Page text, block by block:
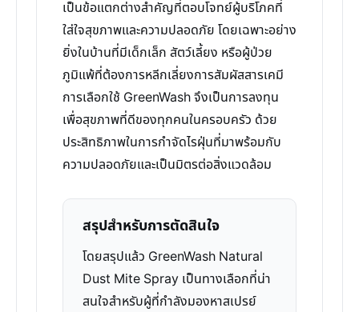
เป็นข้อแตกต่างสำคัญที่ตอบโจทย์ผู้บริโภคที่
ใส่ใจสุขภาพและความปลอดภัย โดยเฉพาะอย่าง
ยิ่งในบ้านที่มีเด็กเล็ก สัตว์เลี้ยง หรือผู้ป่วย
ภูมิแพ้ที่ต้องการหลีกเลี่ยงการสัมผัสสารเคมี
การเลือกใช้ GreenWash จึงเป็นการลงทุน
เพื่อสุขภาพที่ดีของทุกคนในครอบครัว ด้วย
ประสิทธิภาพในการกำจัดไรฝุ่นที่มาพร้อมกับ
ความปลอดภัยและเป็นมิตรต่อสิ่งแวดล้อม
สรุปสำหรับการตัดสินใจ
โดยสรุปแล้ว GreenWash Natural
Dust Mite Spray เป็นทางเลือกที่น่า
สนใจสำหรับผู้ที่กำลังมองหาสเปรย์